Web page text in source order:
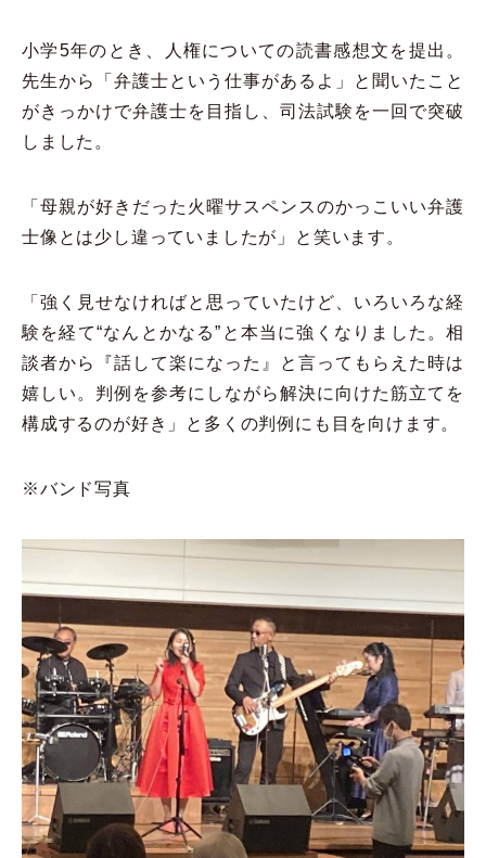
小学5年のとき、人権についての読書感想文を提出。
先生から「弁護士という仕事があるよ」と聞いたこと
がきっかけで弁護士を目指し、司法試験を一回で突破
しました。
「母親が好きだった火曜サスペンスのかっこいい弁護
士像とは少し違っていましたが」と笑います。
「強く見せなければと思っていたけど、いろいろな経
験を経て“なんとかなる”と本当に強くなりました。相
談者から『話して楽になった』と言ってもらえた時は
嬉しい。判例を参考にしながら解決に向けた筋立てを
構成するのが好き」と多くの判例にも目を向けます。
※バンド写真